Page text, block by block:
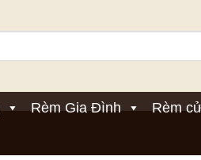
Rèm Gia Đình Rèm